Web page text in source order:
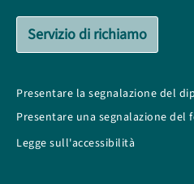
Servizio di richiamo
Presentare la segnalazione del
Presentare una segnalazione del
Legge sull'accessibilità